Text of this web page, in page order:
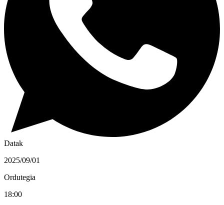
Datak
2025/09/01
Ordutegia
18:00